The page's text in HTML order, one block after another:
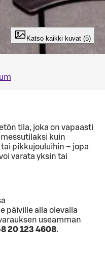
Katso kaikki kuvat (5)
tila, joka on vapaasti
kuin
pikkujouluihin – jopa
varata yksin tai
päiville alla olevalla
useamman
20 123 4608.